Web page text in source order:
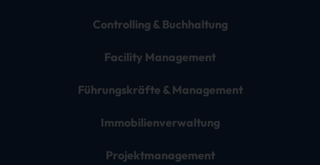
Controlling & Buchhaltung
Facility Management
Führungskräfte & Management
Immobilienverwaltung
Projektmanagement